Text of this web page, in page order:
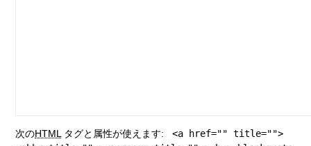
次のHTML タグと属性が使えます:
<a href="" title="">